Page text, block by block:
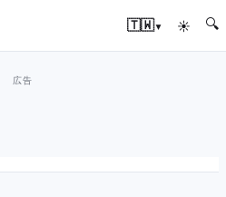
🇹🇼▾ ☀ 🔍